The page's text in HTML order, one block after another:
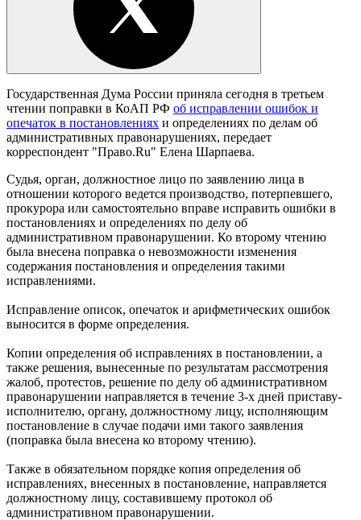
Государственная Дума России приняла сегодня в третьем
чтении поправки в КоАП РФ об исправлении ошибок и
опечаток в постановлениях и определениях по делам об
административных правонарушениях, передает
корреспондент "Право.Ru" Елена Шарпаева.
Судья, орган, должностное лицо по заявлению лица в
отношении которого ведется производство, потерпевшего,
прокурора или самостоятельно вправе исправить ошибки в
постановлениях и определениях по делу об
административном правонарушении. Ко второму чтению
была внесена поправка о невозможности изменения
содержания постановления и определения такими
исправлениями.
Исправление описок, опечаток и арифметических ошибок
выносится в форме определения.
Копии определения об исправлениях в постановлении, а
также решения, вынесенные по результатам рассмотрения
жалоб, протестов, решение по делу об административном
правонарушении направляется в течение 3-х дней приставу-
исполнителю, органу, должностному лицу, исполняющим
постановление в случае подачи ими такого заявления
(поправка была внесена ко второму чтению).
Также в обязательном порядке копия определения об
исправлениях, внесенных в постановление, направляется
должностному лицу, составившему протокол об
административном правонарушении.